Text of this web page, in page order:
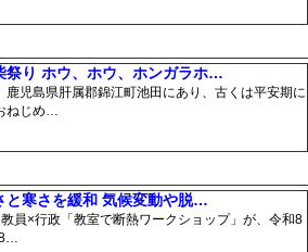
祭り ホウ、ホウ、ホンガラホ…
児島県肝属郡錦江町池田にあり、古くは平安期に
ねじめ…
と寒さを緩和 気候変動や脱…
員×行政「教室で断熱ワークショップ」が、令和8